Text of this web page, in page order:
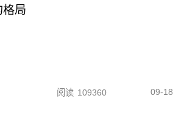
格局
阅读 109360 09-18